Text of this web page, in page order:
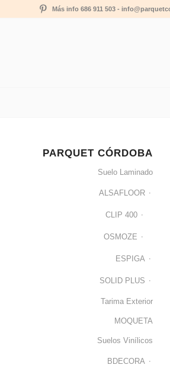
Más info 686 911 503 -
PARQUET CÓRDOBA
Suelo Laminado
ALSAFLOOR
CLIP 400
OSMOZE
ESPIGA
SOLID PLUS
Tarima Exterior
MOQUETA
Suelos Vinílicos
BDECORA